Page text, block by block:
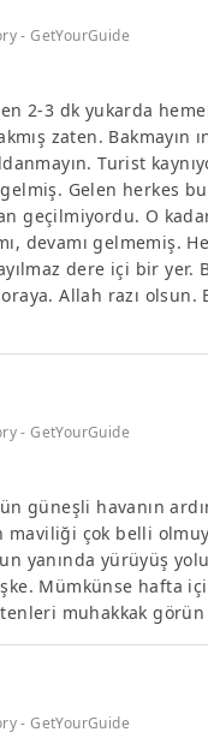
- GetYourGuide
2-3 dk yukarda
zaten. Bakmayın
Turist
Gelen herkes
geçilmiyordu. O
devamı gelmemiş.
dere içi bir
oraya. Allah razı
- GetYourGuide
güneşli havanın
maviliği çok belli
yanında yürüyüş
Mümkünse hafta
muhakkak
- GetYourGuide